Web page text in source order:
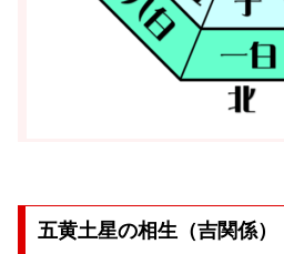
五黄土星の相生（吉関係）